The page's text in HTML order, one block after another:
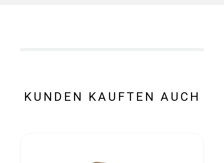
KUNDEN KAUFTEN AUCH